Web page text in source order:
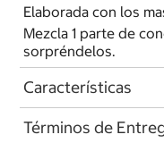
Elaborada con los
Mezcla 1 parte de
sorpréndelos.
Características
Términos de